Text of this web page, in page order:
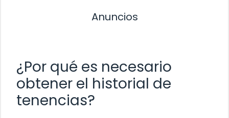
Anuncios
¿Por qué es necesario
obtener el historial de
tenencias?